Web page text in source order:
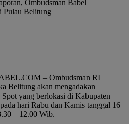
– Ombudsman RI
Belitung akan mengadakan
yang berlokasi di Kabupaten
hari Rabu dan Kamis tanggal 16
– 12.00 Wib.